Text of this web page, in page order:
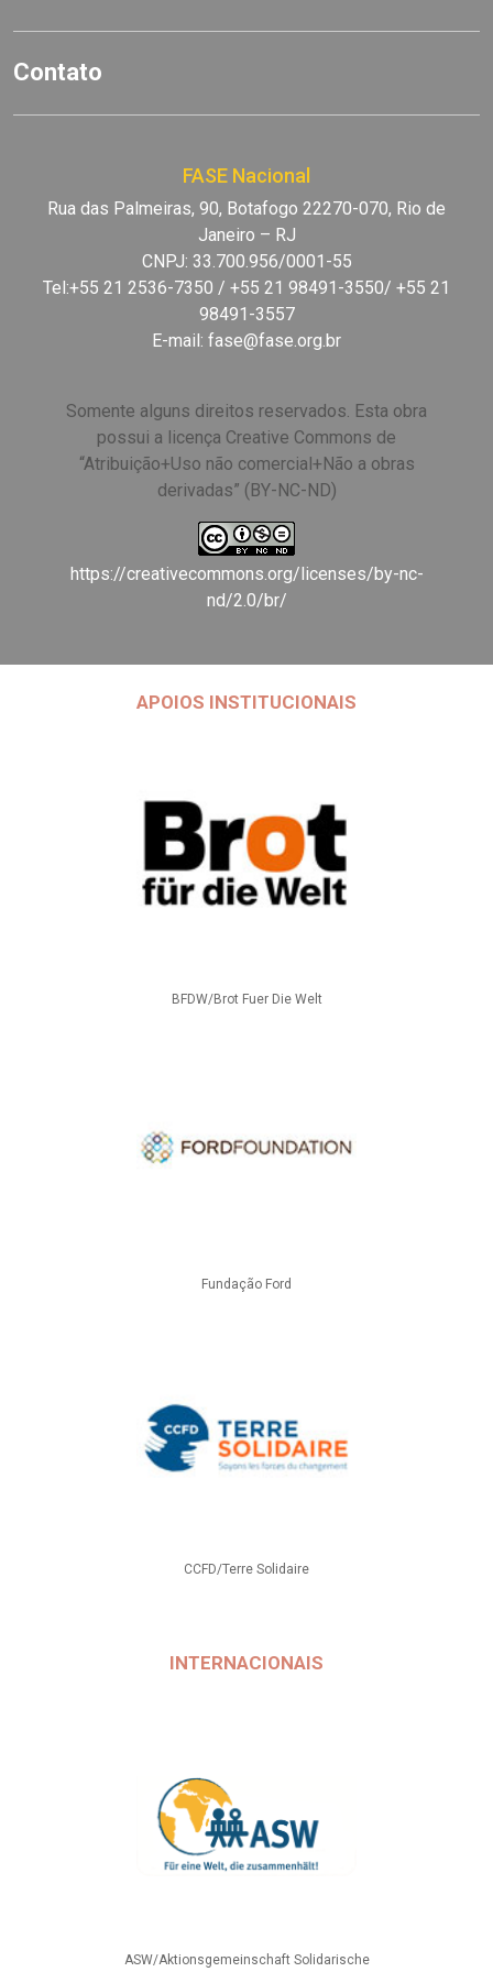
Contato
FASE Nacional
Rua das Palmeiras, 90, Botafogo 22270-070, Rio de
Janeiro – RJ
CNPJ: 33.700.956/0001-55
Tel:+55 21 2536-7350 / +55 21 98491-3550/ +55 21
98491-3557
E-mail: fase@fase.org.br
Somente alguns direitos reservados. Esta obra
possui a licença Creative Commons de
“Atribuição+Uso não comercial+Não a obras
derivadas” (BY-NC-ND)
https://creativecommons.org/licenses/by-nc-
nd/2.0/br/
APOIOS INSTITUCIONAIS
BFDW/Brot Fuer Die Welt
Fundação Ford
CCFD/Terre Solidaire
INTERNACIONAIS
ASW/Aktionsgemeinschaft Solidarische